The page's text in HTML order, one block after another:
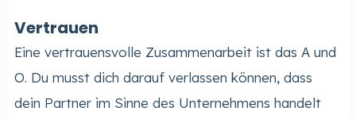
Vertrauen
Eine vertrauensvolle Zusammenarbeit ist das A und
O. Du musst dich darauf verlassen können, dass
dein Partner im Sinne des Unternehmens handelt